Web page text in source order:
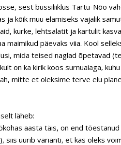
sest bussiliiklus Tartu-Nõo
kõik muu elamiseks vajalik
kurke, lehtsalatit ja kartulit
maimikud päevaks viia. Kool
mida teised naglad õpetavad
on ka kirik koos surnuaiaga,
mitte et oleksime terve elu
läheb:
aasta täis, on end
uurib varianti, et kas oleks